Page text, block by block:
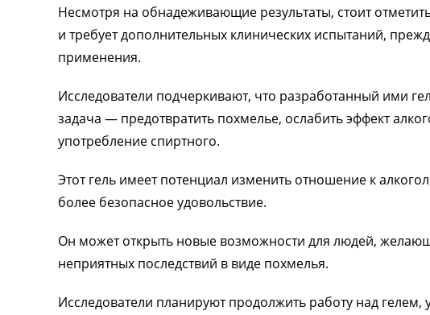
Несмотря на обнадеживающие результаты, стоит
и требует дополнительных клинических испытаний,
применения.
Исследователи подчеркивают, что разработанный ими
задача — предотвратить похмелье, ослабить эффект
употребление спиртного.
Этот гель имеет потенциал изменить отношение к
более безопасное удовольствие.
Он может открыть новые возможности для людей,
неприятных последствий в виде похмелья.
Исследователи планируют продолжить работу над гелем,